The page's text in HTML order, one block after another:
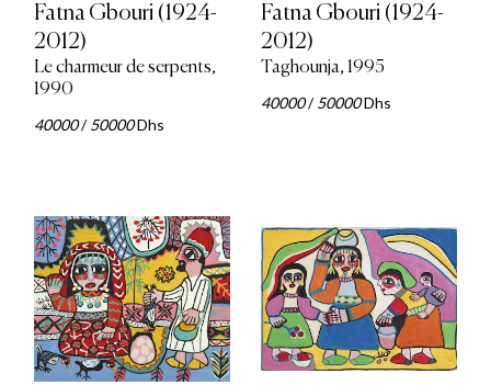
Fatna Gbouri (1924-
2012)
Le charmeur de serpents,
1990
40000/50000Dhs
Fatna Gbouri (1924-
2012)
Taghounja, 1995
40000/50000Dhs